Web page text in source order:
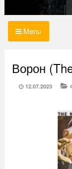
Menu
Ворон
POSTED
12.07.2023